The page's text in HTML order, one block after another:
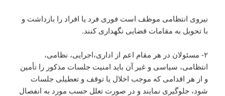
نیروی انتظامی موظف است فوری فرد یا افراد را بازداشت و
با تحویل به مقامات قضایی نگهداری کنند.
۲- مسئولان در هر مقام اعم از اداری،‌اجرایی، نظامی،
انتظامی، سیاسی و غیر آن باید امنیت جلسات مذکور را تأمین
و از هر اقدامی که موجب اخلال یا توقف و تعطیلی جلسات
شود، جلوگیری نمایند و در صورت تعلل حسب مورد به انفصال